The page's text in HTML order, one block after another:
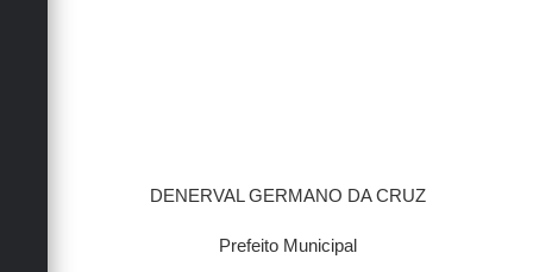
DENERVAL GERMANO DA CRUZ
Prefeito Municipal